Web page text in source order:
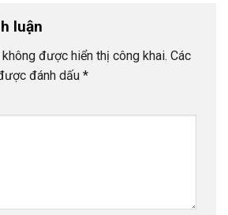
luận
được hiển thị công khai. Các
đánh dấu *